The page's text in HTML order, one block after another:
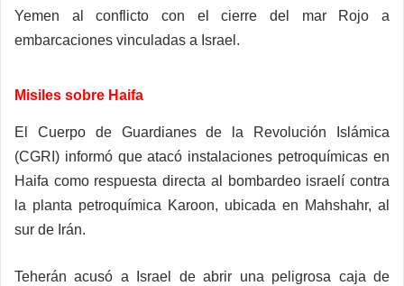
Yemen al conflicto con el cierre del mar Rojo a
embarcaciones vinculadas a Israel.
Misiles sobre Haifa
El Cuerpo de Guardianes de la Revolución Islámica
(CGRI) informó que atacó instalaciones petroquímicas en
Haifa como respuesta directa al bombardeo israelí contra
la planta petroquímica Karoon, ubicada en Mahshahr, al
sur de Irán.
Teherán acusó a Israel de abrir una peligrosa caja de